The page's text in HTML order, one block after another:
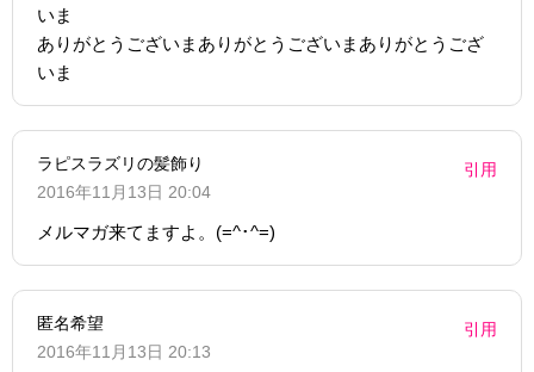
いま
ありがとうございまありがとうございまありがとうござ
いま
ラピスラズリの髪飾り
2016年11月13日 20:04
引用
メルマガ来てますよ。(=^･^=)
匿名希望
2016年11月13日 20:13
引用